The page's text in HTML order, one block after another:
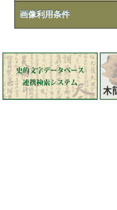
画像利用条件